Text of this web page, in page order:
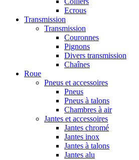
Ecrous
Transmission
Transmission
Couronnes
Pignons
Divers transmission
Chaînes
Roue
Pneus et accessoires
Pneus
Pneus à talons
Chambres à air
Jantes et accessoires
Jantes chromé
Jantes inox
Jantes à talons
Jantes alu